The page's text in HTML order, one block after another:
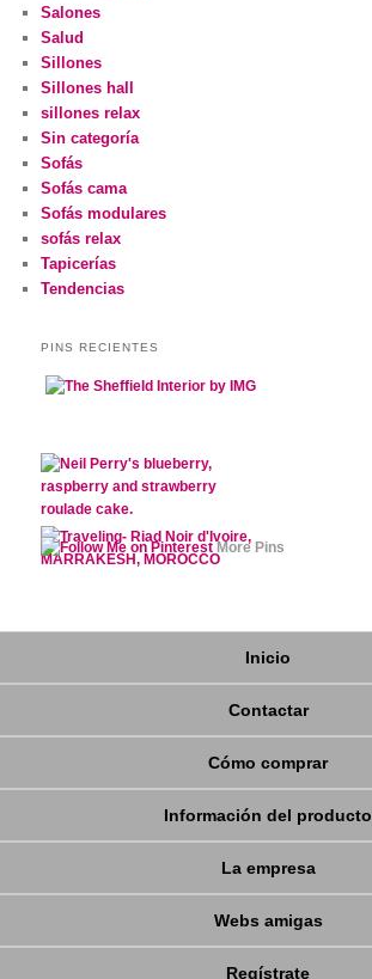
Salones
Salud
Sillones
Sillones hall
sillones relax
Sin categoría
Sofás
Sofás cama
Sofás modulares
sofás relax
Tapicerías
Tendencias
PINS RECIENTES
More Pins
Inicio
Contactar
Cómo comprar
Información del producto
La empresa
Webs amigas
Regístrate